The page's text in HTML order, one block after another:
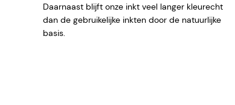
Daarnaast blijft onze inkt veel langer kleurecht
dan de gebruikelijke inkten door de natuurlijke
basis.